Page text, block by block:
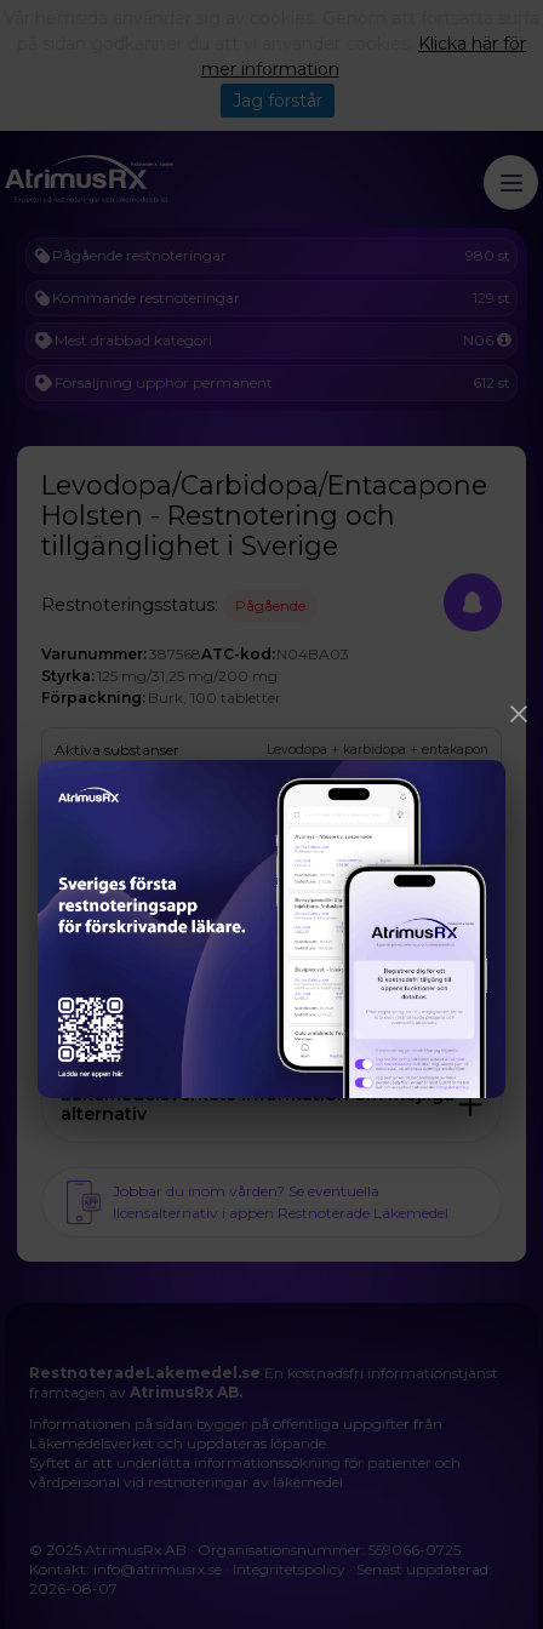
Pågående restnoteringar 980 st
Kommande restnoteringar 129 st
Mest drabbad kategori N06
Försäljning upphör permanent 612 st
Levodopa/Carbidopa/Entacapone
Holsten - Restnotering och
tillgänglighet i Sverige
Restnoteringsstatus: Pågående
Varunummer:387568ATC-kod:N04BA03
Styrka:125 mg/31,25 mg/200 mg
Förpackning: Burk, 100 tabletter
Aktiva substanser Levodopa + karbidopa + entakapon
Företag Holsten Pharma GmbH
Prognos och förväntad tillgänglighet
Startdatum:2025-09-01
Slutdatum:2026-09-30
Orsak till restsituation
Produktionsplanering eller begränsad produktionskapacitet
Läkemedelsverkets information om möjliga
alternativ
Jobbar du inom vården? Se eventuella
licensalternativ i appen Restnoterade Läkemedel
RestnoteradeLakemedel.se En kostnadsfri informationstjänst
framtagen avAtrimusRx AB.
Informationen på sidan bygger på offentliga uppgifter från
Läkemedelsverket och uppdateras löpande.
Syftet är att underlätta informationssökning för patienter och
vårdpersonal vid restnoteringar av läkemedel.
© 2025 AtrimusRx AB · Organisationsnummer: 559066-0725
Kontakt: info@atrimusrx.se · Integritetspolicy · Senast uppdaterad:
2026-08-07
Klicka här för
mer information
Jag förstår